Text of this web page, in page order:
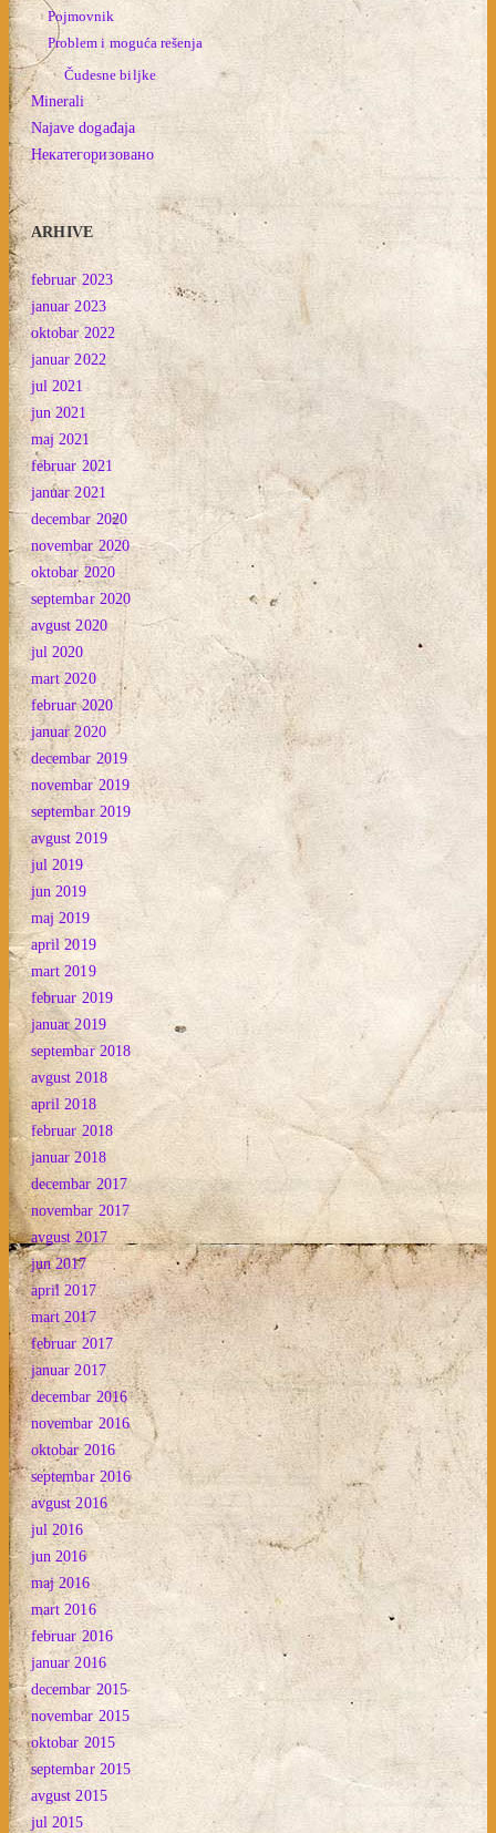
Pojmovnik
Problem i moguća rešenja
Čudesne biljke
Minerali
Najave događaja
Некатегоризовано
ARHIVE
februar 2023
januar 2023
oktobar 2022
januar 2022
jul 2021
jun 2021
maj 2021
februar 2021
januar 2021
decembar 2020
novembar 2020
oktobar 2020
septembar 2020
avgust 2020
jul 2020
mart 2020
februar 2020
januar 2020
decembar 2019
novembar 2019
septembar 2019
avgust 2019
jul 2019
jun 2019
maj 2019
april 2019
mart 2019
februar 2019
januar 2019
septembar 2018
avgust 2018
april 2018
februar 2018
januar 2018
decembar 2017
novembar 2017
avgust 2017
jun 2017
april 2017
mart 2017
februar 2017
januar 2017
decembar 2016
novembar 2016
oktobar 2016
septembar 2016
avgust 2016
jul 2016
jun 2016
maj 2016
mart 2016
februar 2016
januar 2016
decembar 2015
novembar 2015
oktobar 2015
septembar 2015
avgust 2015
jul 2015